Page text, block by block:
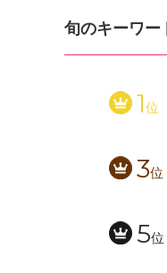
旬のキーワー
1位
3位
5位